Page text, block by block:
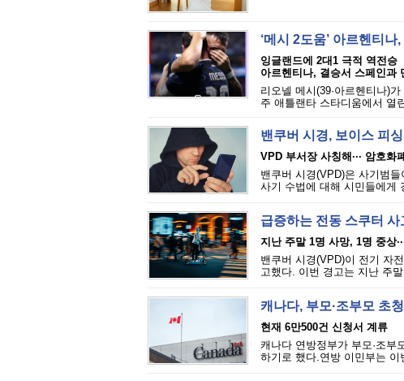
‘메시 2도움’ 아르헨티
잉글랜드에 2대1 극적 역전승
아르헨티나, 결승서 스페인과
리오넬 메시(39·아르헨티나)
주 애틀랜타 스타디움에서 열
밴쿠버 시경, 보이스 피
VPD 부서장 사칭해··· 암호화
밴쿠버 시경(VPD)은 사기범
사기 수법에 대해 시민들에게
급증하는 전동 스쿠터 사
지난 주말 1명 사망, 1명 중상
밴쿠버 시경(VPD)이 전기 자
고했다. 이번 경고는 지난 주
캐나다, 부모·조부모 초
현재 6만500건 신청서 계류
캐나다 연방정부가 부모·조부
하기로 했다.연방 이민부는